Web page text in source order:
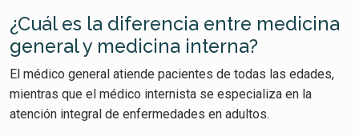
¿Cuál es la diferencia entre medicina
general y medicina interna?
El médico general atiende pacientes de todas las edades,
mientras que el médico internista se especializa en la
atención integral de enfermedades en adultos.